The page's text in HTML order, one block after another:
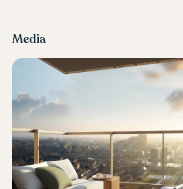
Media